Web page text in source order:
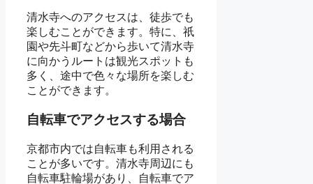
清水寺へのアクセスは、徒歩でも
楽しむことができます。特に、祇
園や先斗町などから歩いて清水寺
に向かうルートは観光スポットも
多く、途中で色々な場所を楽しむ
ことができます。
自転車でアクセスする場合
京都市内では自転車も利用される
ことが多いです。清水寺周辺にも
自転車駐輪場があり、自転車でア